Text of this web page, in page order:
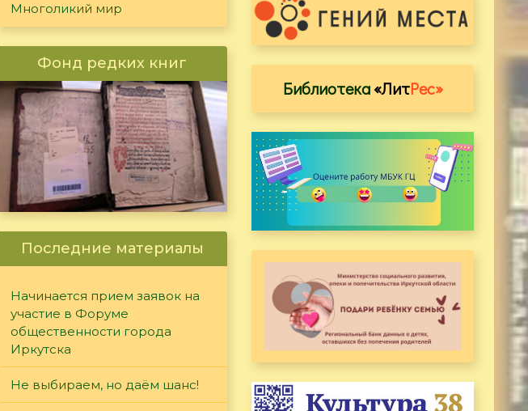
Многоликий мир
Фонд редких книг
Последние материалы
Начинается прием заявок на
участие в Форуме
общественности города
Иркутска
Не выбираем, но даём шанс!
Библиотека«ЛитРес»